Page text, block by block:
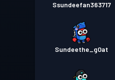
Ssundeefan363717
Sundeethe_g0at